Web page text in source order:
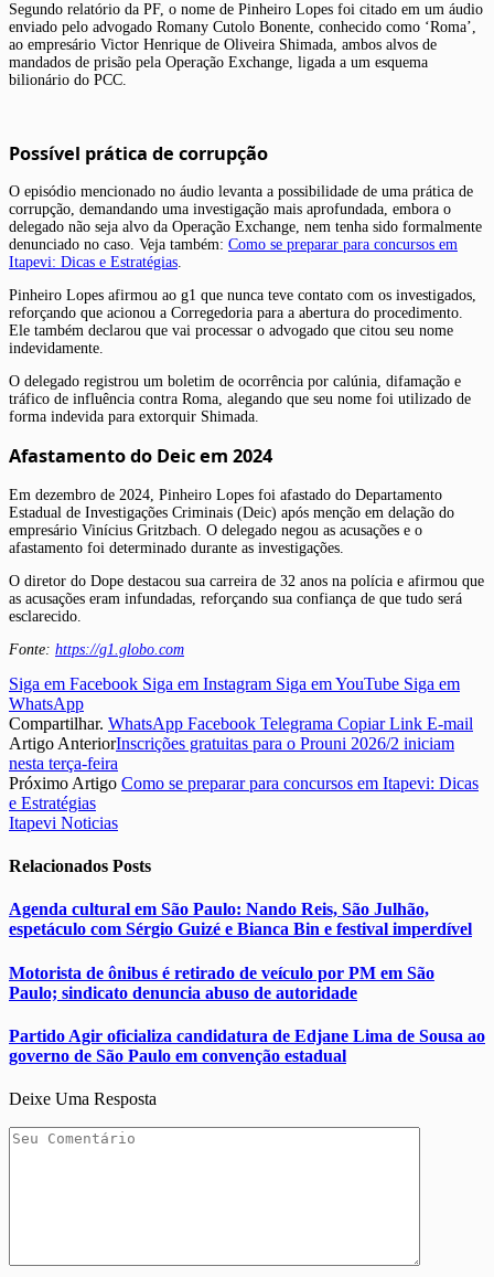
Segundo relatório da PF, o nome de Pinheiro Lopes foi citado em um áudio
enviado pelo advogado Romany Cutolo Bonente, conhecido como ‘Roma’,
ao empresário Victor Henrique de Oliveira Shimada, ambos alvos de
mandados de prisão pela Operação Exchange, ligada a um esquema
bilionário do PCC.
Possível prática de corrupção
O episódio mencionado no áudio levanta a possibilidade de uma prática de
corrupção, demandando uma investigação mais aprofundada, embora o
delegado não seja alvo da Operação Exchange, nem tenha sido formalmente
denunciado no caso. Veja também: Como se preparar para concursos em
Itapevi: Dicas e Estratégias
Pinheiro Lopes afirmou ao g1 que nunca teve contato com os investigados,
reforçando que acionou a Corregedoria para a abertura do procedimento.
Ele também declarou que vai processar o advogado que citou seu nome
indevidamente.
O delegado registrou um boletim de ocorrência por calúnia, difamação e
tráfico de influência contra Roma, alegando que seu nome foi utilizado de
forma indevida para extorquir Shimada.
Afastamento do Deic em 2024
Em dezembro de 2024, Pinheiro Lopes foi afastado do Departamento
Estadual de Investigações Criminais (Deic) após menção em delação do
empresário Vinícius Gritzbach. O delegado negou as acusações e o
afastamento foi determinado durante as investigações.
O diretor do Dope destacou sua carreira de 32 anos na polícia e afirmou que
as acusações eram infundadas, reforçando sua confiança de que tudo será
esclarecido.
Fonte: https://g1.globo.com
Siga em Facebook Siga em Instagram Siga em YouTube Siga em
WhatsApp
Compartilhar. WhatsApp Facebook Telegrama Copiar Link E-mail
Artigo AnteriorInscrições gratuitas para o Prouni 2026/2 iniciam
nesta terça-feira
Próximo Artigo Como se preparar para concursos em Itapevi: Dicas
e Estratégias
Itapevi Noticias
Relacionados Posts
Agenda cultural em São Paulo: Nando Reis, São Julhão,
espetáculo com Sérgio Guizé e Bianca Bin e festival imperdível
Motorista de ônibus é retirado de veículo por PM em São
Paulo; sindicato denuncia abuso de autoridade
Partido Agir oficializa candidatura de Edjane Lima de Sousa ao
governo de São Paulo em convenção estadual
Deixe Uma Resposta